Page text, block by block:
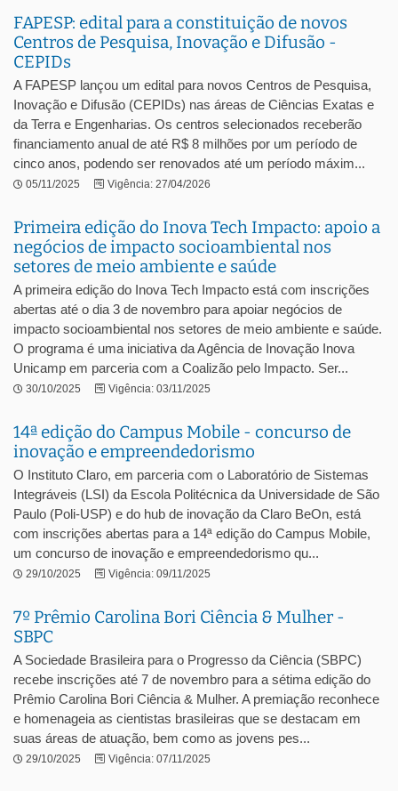
FAPESP: edital para a constituição de novos
Centros de Pesquisa, Inovação e Difusão -
CEPIDs
A FAPESP lançou um edital para novos Centros de Pesquisa,
Inovação e Difusão (CEPIDs) nas áreas de Ciências Exatas e
da Terra e Engenharias. Os centros selecionados receberão
financiamento anual de até R$ 8 milhões por um período de
cinco anos, podendo ser renovados até um período máxim...
05/11/2025 Vigência: 27/04/2026
Primeira edição do Inova Tech Impacto: apoio a
negócios de impacto socioambiental nos
setores de meio ambiente e saúde
A primeira edição do Inova Tech Impacto está com inscrições
abertas até o dia 3 de novembro para apoiar negócios de
impacto socioambiental nos setores de meio ambiente e saúde.
O programa é uma iniciativa da Agência de Inovação Inova
Unicamp em parceria com a Coalizão pelo Impacto. Ser...
30/10/2025 Vigência: 03/11/2025
14ª edição do Campus Mobile - concurso de
inovação e empreendedorismo
O Instituto Claro, em parceria com o Laboratório de Sistemas
Integráveis (LSI) da Escola Politécnica da Universidade de São
Paulo (Poli-USP) e do hub de inovação da Claro BeOn, está
com inscrições abertas para a 14ª edição do Campus Mobile,
um concurso de inovação e empreendedorismo qu...
29/10/2025 Vigência: 09/11/2025
7º Prêmio Carolina Bori Ciência & Mulher -
SBPC
A Sociedade Brasileira para o Progresso da Ciência (SBPC)
recebe inscrições até 7 de novembro para a sétima edição do
Prêmio Carolina Bori Ciência & Mulher. A premiação reconhece
e homenageia as cientistas brasileiras que se destacam em
suas áreas de atuação, bem como as jovens pes...
29/10/2025 Vigência: 07/11/2025